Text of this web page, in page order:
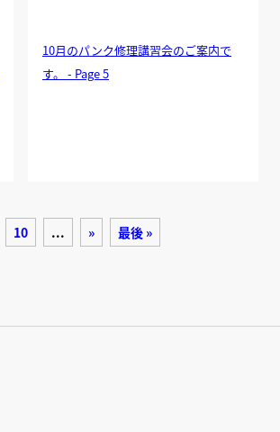
10月のパンク修理講習会のご案内で
す。 - Page 5
10 ... » 最後 »